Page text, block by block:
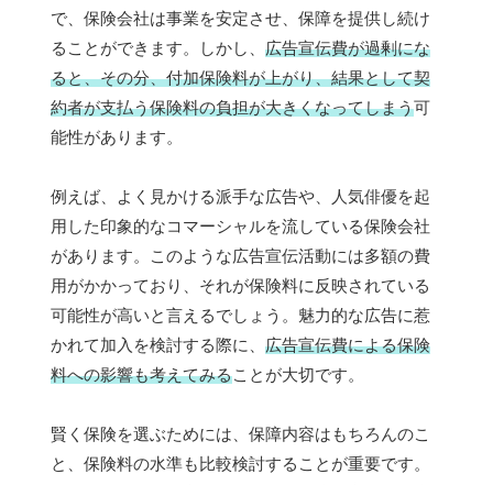
で、保険会社は事業を安定させ、保障を提供し続け
ることができます。しかし、 広告宣伝費が過剰にな
ると、その分、付加保険料が上がり、結果として契
約者が支払う保険料の負担が大きくなってしまう可
能性があります。
例えば、よく見かける派手な広告や、人気俳優を起
用した印象的なコマーシャルを流している保険会社
があります。このような広告宣伝活動には多額の費
用がかかっており、それが保険料に反映されている
可能性が高いと言えるでしょう。魅力的な広告に惹
かれて加入を検討する際に、 広告宣伝費による保険
料への影響も考えてみることが大切です。
賢く保険を選ぶためには、保障内容はもちろんのこ
と、保険料の水準も比較検討することが重要です。